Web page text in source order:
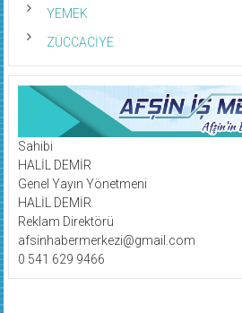
YEMEK
ZÜCCACİYE
Sahibi
HALİL DEMİR
Genel Yayın Yönetmeni
HALİL DEMİR
Reklam Direktörü
afsinhabermerkezi@gmail.com
0 541 629 9466